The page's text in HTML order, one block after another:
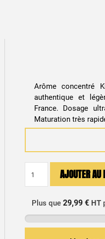
Arôme concentré
authentique et
France. Dosage
Maturation très
Concentré
DIY
Kiwi
AJOUTER AU
Plus que29,99 € HT